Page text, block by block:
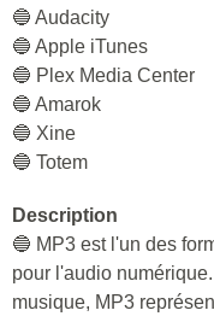
🔵 Audacity
🔵 Apple iTunes
🔵 Plex Media Center
🔵 Amarok
🔵 Xine
🔵 Totem
Description
🔵 MP3 est l'un des
pour l'audio
musique, MP3